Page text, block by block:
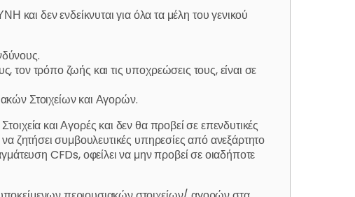
δεν ενδείκνυται για όλα τα μέλη του γενικού
τρόπο ζωής και τις υποχρεώσεις τους, είναι σε
Στοιχείων και Αγορών.
και Αγορές και δεν θα προβεί σε επενδυτικές
ζητήσει συμβουλευτικές υπηρεσίες από ανεξάρτητο
CFDs, οφείλει να μην προβεί σε οιαδήποτε